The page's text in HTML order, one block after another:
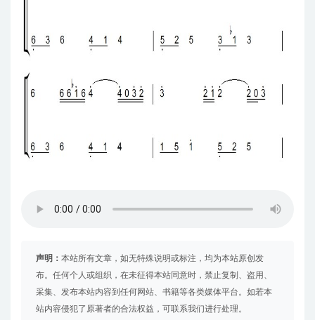
声明： 本站所有文章，如无特殊说明或标注，均为本站原创发
布。任何个人或组织，在未征得本站同意时，禁止复制、盗用、
采集、发布本站内容到任何网站、书籍等各类媒体平台。如若本
站内容侵犯了原著者的合法权益，可联系我们进行处理。